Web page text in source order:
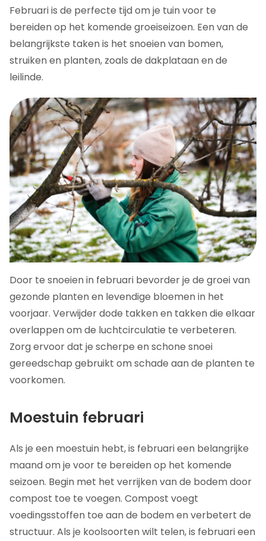
Februari is de perfecte tijd om je tuin voor te
bereiden op het komende groeiseizoen. Een van de
belangrijkste taken is het snoeien van bomen,
struiken en planten, zoals de dakplataan en de
leilinde.
Door te snoeien in februari bevorder je de groei van
gezonde planten en levendige bloemen in het
voorjaar. Verwijder dode takken en takken die elkaar
overlappen om de luchtcirculatie te verbeteren.
Zorg ervoor dat je scherpe en schone snoei
gereedschap gebruikt om schade aan de planten te
voorkomen.
Moestuin februari
Als je een moestuin hebt, is februari een belangrijke
maand om je voor te bereiden op het komende
seizoen. Begin met het verrijken van de bodem door
compost toe te voegen. Compost voegt
voedingsstoffen toe aan de bodem en verbetert de
structuur. Als je koolsoorten wilt telen, is februari een